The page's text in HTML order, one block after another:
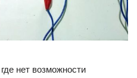
нет возможности